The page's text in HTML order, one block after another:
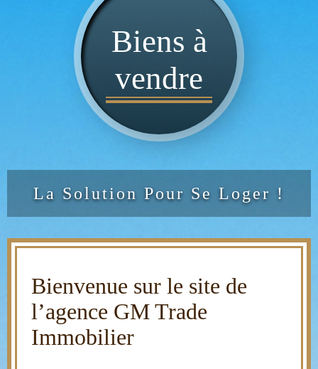
Biens à
vendre
La Solution Pour Se Loger !
Bienvenue sur le site de
l’agence GM Trade
Immobilier